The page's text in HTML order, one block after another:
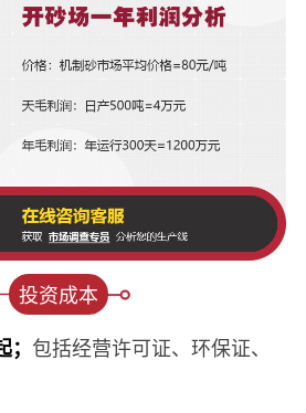
投资成本
包括经营许可证、环保证、